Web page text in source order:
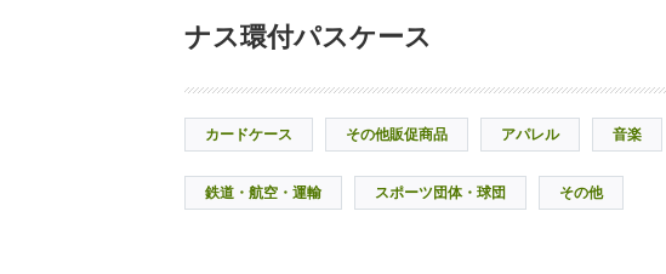
ナス環付パスケース
カードケース その他販促商品 アパレル 音楽
鉄道・航空・運輸 スポーツ団体・球団 その他